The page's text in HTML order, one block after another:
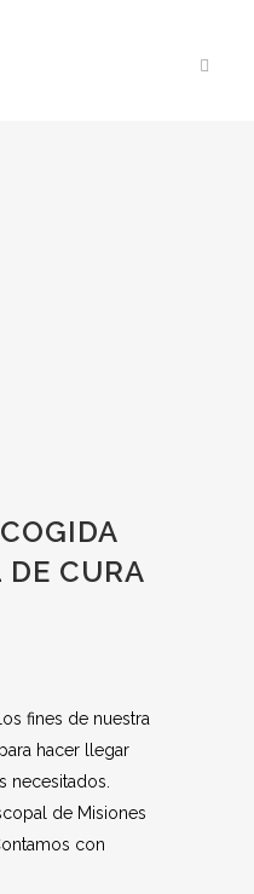
DE CURA
fines de nuestra
hacer llegar
necesitados.
de Misiones
con